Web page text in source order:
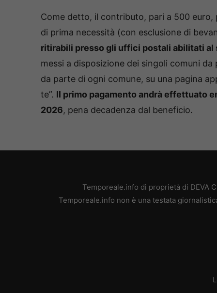
Come detto, il contributo, pari a 500 euro,
di prima necessità (con esclusione di
ritirabili presso gli uffici postali abilitati al
messi a disposizione dei singoli comuni
da parte di ogni comune, su una pagina
te”. Il primo pagamento andrà effettuato
2026, pena decadenza dal beneficio.
Temporeale.info di proprietà di DEVA
Temporeale.info non è una testata